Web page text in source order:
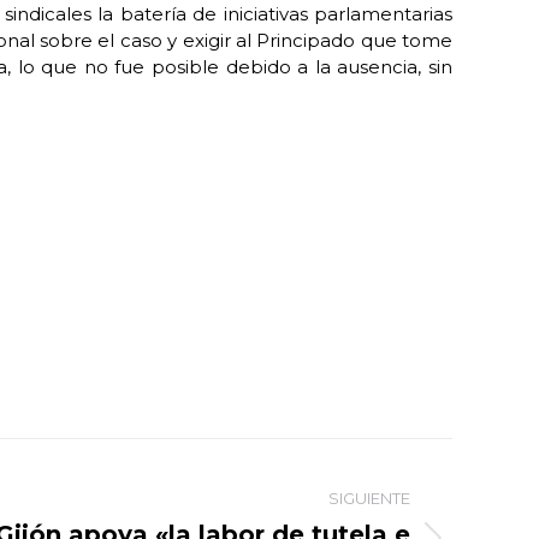
la batería de iniciativas parlamentarias
sobre el caso y exigir al Principado que tome
lo que no fue posible debido a la ausencia, sin
SIGUIENTE